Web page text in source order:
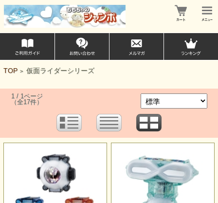
TOP > 仮面ライダーシリーズ
1 / 1ページ
（全17件）